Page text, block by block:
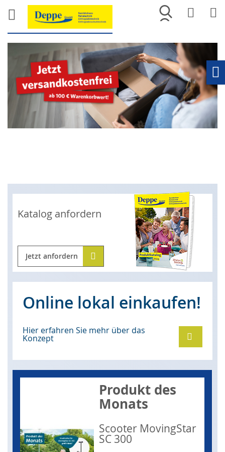
Merkliste
Katalog anfordern
Jetzt anfordern
Online lokal einkaufen!
Hier erfahren Sie mehr über das
Konzept
Produkt des
Monats
Scooter MovingStar
SC 300